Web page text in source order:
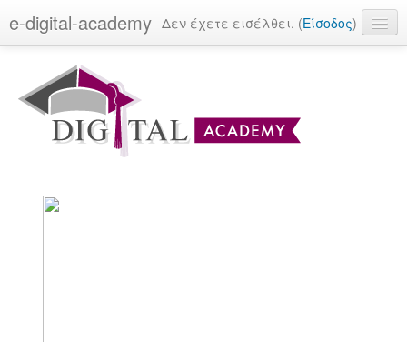
e-digital-academy Δεν έχετε εισέλθει. (Είσοδος)